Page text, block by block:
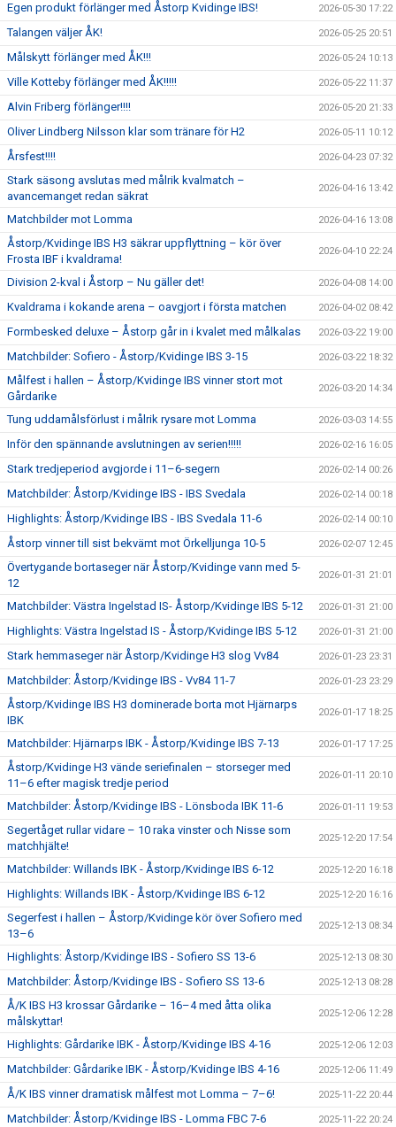
Egen produkt förlänger med Åstorp Kvidinge IBS! 2026-05-30 17:22
Talangen väljer ÅK! 2026-05-25 20:51
Målskytt förlänger med ÅK!!! 2026-05-24 10:13
Ville Kotteby förlänger med ÅK!!!!! 2026-05-22 11:37
Alvin Friberg förlänger!!!! 2026-05-20 21:33
Oliver Lindberg Nilsson klar som tränare för H2 2026-05-11 10:12
Årsfest!!!! 2026-04-23 07:32
Stark säsong avslutas med målrik kvalmatch –
avancemanget redan säkrat
2026-04-16 13:42
Matchbilder mot Lomma 2026-04-16 13:08
Åstorp/Kvidinge IBS H3 säkrar uppflyttning – kör över
Frosta IBF i kvaldrama!
2026-04-10 22:24
Division 2-kval i Åstorp – Nu gäller det! 2026-04-08 14:00
Kvaldrama i kokande arena – oavgjort i första matchen 2026-04-02 08:42
Formbesked deluxe – Åstorp går in i kvalet med målkalas 2026-03-22 19:00
Matchbilder: Sofiero - Åstorp/Kvidinge IBS 3-15 2026-03-22 18:32
Målfest i hallen – Åstorp/Kvidinge IBS vinner stort mot
Gårdarike
2026-03-20 14:34
Tung uddamålsförlust i målrik rysare mot Lomma 2026-03-03 14:55
Inför den spännande avslutningen av serien!!!!! 2026-02-16 16:05
Stark tredjeperiod avgjorde i 11–6-segern 2026-02-14 00:26
Matchbilder: Åstorp/Kvidinge IBS - IBS Svedala 2026-02-14 00:18
Highlights: Åstorp/Kvidinge IBS - IBS Svedala 11-6 2026-02-14 00:10
Åstorp vinner till sist bekvämt mot Örkelljunga 10-5 2026-02-07 12:45
Övertygande bortaseger när Åstorp/Kvidinge vann med 5-
12
2026-01-31 21:01
Matchbilder: Västra Ingelstad IS- Åstorp/Kvidinge IBS 5-12 2026-01-31 21:00
Highlights: Västra Ingelstad IS - Åstorp/Kvidinge IBS 5-12 2026-01-31 21:00
Stark hemmaseger när Åstorp/Kvidinge H3 slog Vv84 2026-01-23 23:31
Matchbilder: Åstorp/Kvidinge IBS - Vv84 11-7 2026-01-23 23:29
Åstorp/Kvidinge IBS H3 dominerade borta mot Hjärnarps
IBK
2026-01-17 18:25
Matchbilder: Hjärnarps IBK - Åstorp/Kvidinge IBS 7-13 2026-01-17 17:25
Åstorp/Kvidinge H3 vände seriefinalen – storseger med
11–6 efter magisk tredje period
2026-01-11 20:10
Matchbilder: Åstorp/Kvidinge IBS - Lönsboda IBK 11-6 2026-01-11 19:53
Segertåget rullar vidare – 10 raka vinster och Nisse som
matchhjälte!
2025-12-20 17:54
Matchbilder: Willands IBK - Åstorp/Kvidinge IBS 6-12 2025-12-20 16:18
Highlights: Willands IBK - Åstorp/Kvidinge IBS 6-12 2025-12-20 16:16
Segerfest i hallen – Åstorp/Kvidinge kör över Sofiero med
13–6
2025-12-13 08:34
Highlights: Åstorp/Kvidinge IBS - Sofiero SS 13-6 2025-12-13 08:30
Matchbilder: Åstorp/Kvidinge IBS - Sofiero SS 13-6 2025-12-13 08:28
Å/K IBS H3 krossar Gårdarike – 16–4 med åtta olika
målskyttar!
2025-12-06 12:28
Highlights: Gårdarike IBK - Åstorp/Kvidinge IBS 4-16 2025-12-06 12:03
Matchbilder: Gårdarike IBK - Åstorp/Kvidinge IBS 4-16 2025-12-06 11:49
Å/K IBS vinner dramatisk målfest mot Lomma – 7–6! 2025-11-22 20:44
Matchbilder: Åstorp/Kvidinge IBS - Lomma FBC 7-6 2025-11-22 20:24